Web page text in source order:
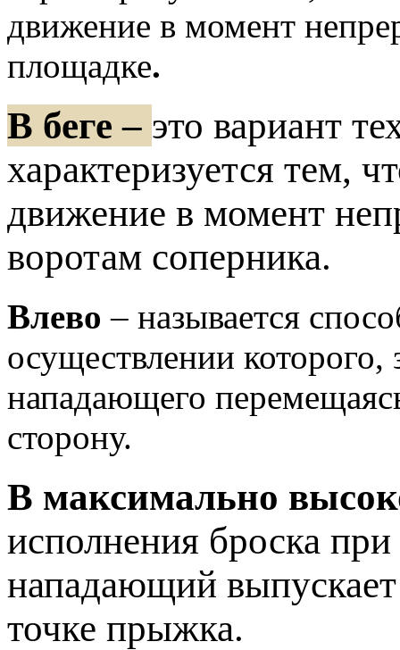
движение в момент
площадке.
В беге – это вариант
характеризуется тем,
движение в момент
воротам соперника.
Влево– называется
осуществлении
нападающего
сторону.
В максимально
исполнения броска
нападающий
точке прыжка.